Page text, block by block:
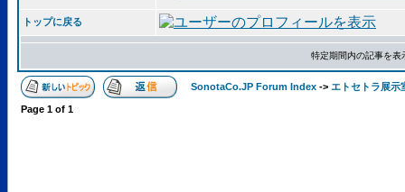
トップに戻る
特定期間内の記事を
SonotaCo.JP Forum Index -> エトセトラ展示
Page 1 of 1